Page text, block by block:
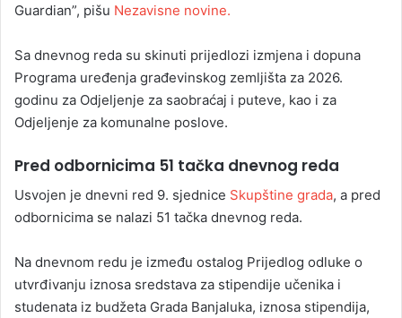
Guardian”, pišu Nezavisne novine.
Sa dnevnog reda su skinuti prijedlozi izmjena i dopuna
Programa uređenja građevinskog zemljišta za 2026.
godinu za Odjeljenje za saobraćaj i puteve, kao i za
Odjeljenje za komunalne poslove.
Pred odbornicima 51 tačka dnevnog reda
Usvojen je dnevni red 9. sjednice Skupštine grada, a pred
odbornicima se nalazi 51 tačka dnevnog reda.
Na dnevnom redu je između ostalog Prijedlog odluke o
utvrđivanju iznosa sredstava za stipendije učenika i
studenata iz budžeta Grada Banjaluka, iznosa stipendija,